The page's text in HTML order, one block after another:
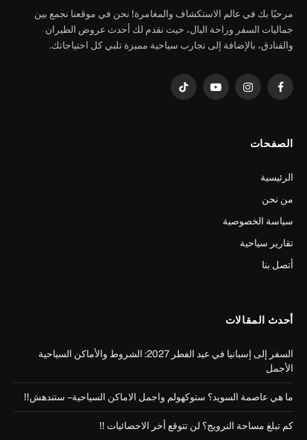
مرحبًا بك في عالم الاستكشاف والمغامرة! نحن في موقعنا نجمع بين
جماليات السفر وراحة البال، حيث نقدم لك أحدث عروض الطيران
والفنادق، بالإضافة إلى تجارب سياحية مميزة تلبي كل احتياجاتك.
فيسبوكالانستغراميوتيوب تيكتوك
الصفحات
الرئيسية
من نحن
سياسة الخصوصية
تقارير سياحية
أتصل بنا
أحدث المقالات
السفر إلى إسبانيا في عيد الفطر 2027: الشروط والأماكن السياحية
الأجمل
ما هي عاصمة السويد؟ ستوكهولم واجمل الاماكن السياحية – ستندهش!!
كم تبلغ مساحة النرويج؟ لن تتوقع أخر الاحصائيات !!